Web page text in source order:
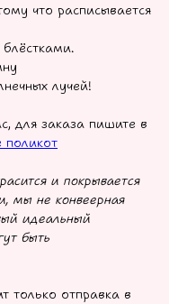
что расписывается
лучей!
для заказа пишите в
поликот
и покрывается
мы не конвеерная
идеальный
быть
только отправка в